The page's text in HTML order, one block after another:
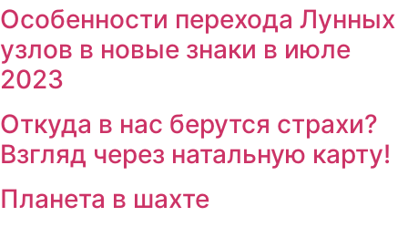
Особенности перехода Лунных
узлов в новые знаки в июле
2023
Откуда в нас берутся страхи?
Взгляд через натальную карту!
Планета в шахте